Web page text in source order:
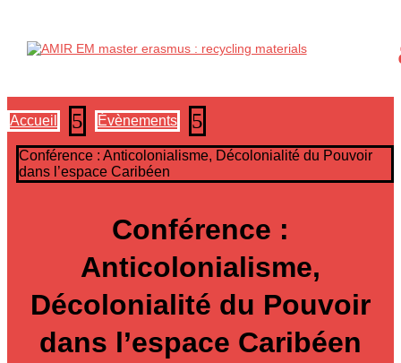
Accueil 5 Évènements 5
Conférence : Anticolonialisme, Décolonialité du Pouvoir
dans l’espace Caribéen
Conférence :
Anticolonialisme,
Décolonialité du Pouvoir
dans l’espace Caribéen